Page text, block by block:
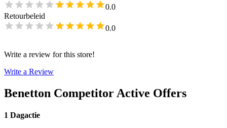
0.0
Retourbeleid
0.0
Write a review for this store!
Write a Review
Benetton Competitor Active Offers
1 Dagactie